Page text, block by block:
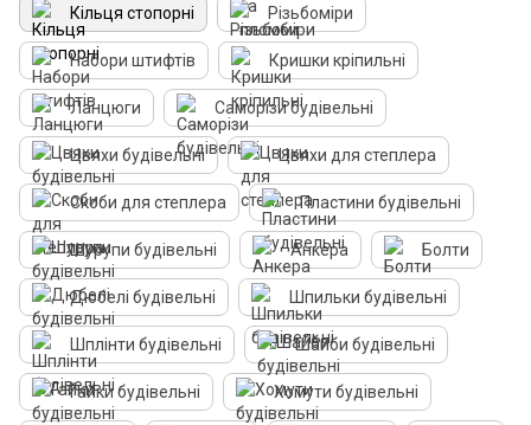
Кільця стопорні Різьбоміри
Набори штифтів Кришки кріпильні
Ланцюги Саморізи будівельні
Цвяхи будівельні Цвяхи для степлера
Скоби для степлера Пластини будівельні
Шурупи будівельні Анкера Болти
Дюбелі будівельні Шпильки будівельні
Шплінти будівельні Шайби будівельні
Гайки будівельні Хомути будівельні